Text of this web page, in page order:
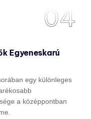
04
Egyeneskarú
egy különleges
a középpontban